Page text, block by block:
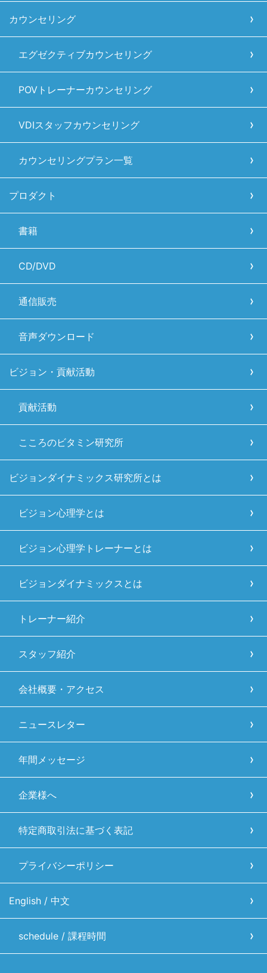
カウンセリング
エグゼクティブカウンセリング
POVトレーナーカウンセリング
VDIスタッフカウンセリング
カウンセリングプラン一覧
プロダクト
書籍
CD/DVD
通信販売
音声ダウンロード
ビジョン・貢献活動
貢献活動
こころのビタミン研究所
ビジョンダイナミックス研究所とは
ビジョン心理学とは
ビジョン心理学トレーナーとは
ビジョンダイナミックスとは
トレーナー紹介
スタッフ紹介
会社概要・アクセス
ニュースレター
年間メッセージ
企業様へ
特定商取引法に基づく表記
プライバシーポリシー
English / 中文
schedule / 課程時間